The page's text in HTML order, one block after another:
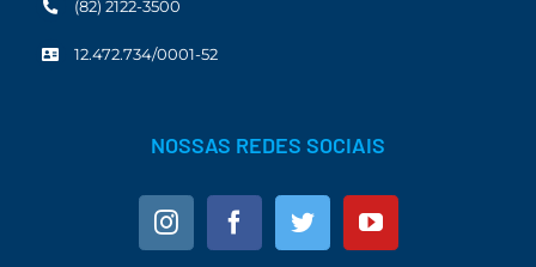
(82) 2122-3500
12.472.734/0001-52
NOSSAS REDES SOCIAIS